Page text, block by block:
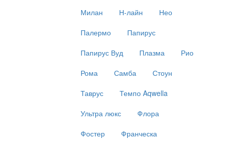
Милан
Н-лайн
Нео
Палермо
Папирус
Папирус Вуд
Плазма
Рио
Рома
Самба
Стоун
Таврус
Темпо Aqwella
Ультра люкс
Флора
Фостер
Франческа